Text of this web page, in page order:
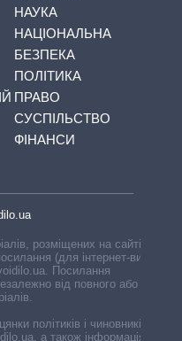
НАУКА
НАЦІОНАЛЬНА
БЕЗПЕКА
ПОЛІТИКА
ПРАВО
СУСПІЛЬСТВО
ФІНАНСИ
розміщених на сайті,
(для інтернет-видань
Посилання
від повного або
політиків і чиновників,
а також інформація про